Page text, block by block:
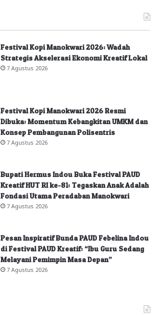
Festival Kopi Manokwari 2026: Wadah
Strategis Akselerasi Ekonomi Kreatif Lokal
7 Agustus 2026
Festival Kopi Manokwari 2026 Resmi
Dibuka: Momentum Kebangkitan UMKM dan
Konsep Pembangunan Polisentris
7 Agustus 2026
Bupati Hermus Indou Buka Festival PAUD
Kreatif HUT RI ke-81: Tegaskan Anak Adalah
Fondasi Utama Peradaban Manokwari
7 Agustus 2026
Pesan Inspiratif Bunda PAUD Febelina Indou
di Festival PAUD Kreatif: “Ibu Guru Sedang
Melayani Pemimpin Masa Depan”
7 Agustus 2026